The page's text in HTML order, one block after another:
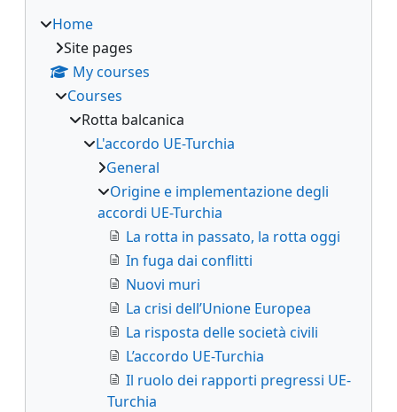
Home
Site pages
My courses
Courses
Rotta balcanica
L'accordo UE-Turchia
General
Origine e implementazione degli
accordi UE-Turchia
La rotta in passato, la rotta oggi
In fuga dai conflitti
Nuovi muri
La crisi dell’Unione Europea
La risposta delle società civili
L’accordo UE-Turchia
Il ruolo dei rapporti pregressi UE-
Turchia